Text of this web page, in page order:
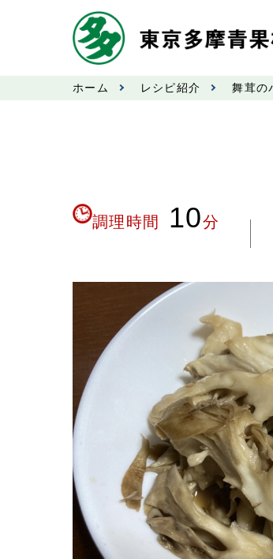
ホーム レシピ紹介 舞茸の
調理時間 10分